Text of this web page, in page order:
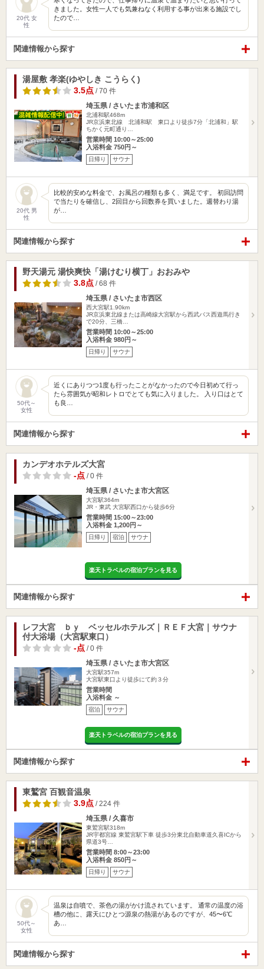
20代 女
性
きました。女性一人でも気兼ねなく利用する事が出来る施設でし
たので…
関連情報から探す
湯屋敷 孝楽(ゆやしき こうらく)
3.5点 / 70 件
埼玉県 / さいたま市浦和区
北浦和駅468m
JR京浜東北線 北浦和駅 東口より徒歩7分「北浦和」駅
ちかく元町通り…
営業時間 10:00～25:00
入浴料金 750円～
日帰り サウナ
20代 男
性
比較的安めな料金で、お風呂の種類も多く、満足です。 初回訪問
で当たりを確信し、2回目から回数券を買いました。週替わり湯
が…
関連情報から探す
野天湯元 湯快爽快「湯けむり横丁」おおみや
3.8点 / 68 件
埼玉県 / さいたま市西区
西大宮駅1.90km
JR京浜東北線または高崎線大宮駅から西武バス西遊馬行き
で20分、三橋…
営業時間 10:00～25:00
入浴料金 980円～
日帰り サウナ
50代～
女性
近くにありつつ1度も行ったことがなかったので今日初めて行っ
たら雰囲気が昭和レトロでとても気に入りました。 入り口はとて
も良…
関連情報から探す
カンデオホテルズ大宮
-点 / 0 件
埼玉県 / さいたま市大宮区
大宮駅364m
JR・東武 大宮駅西口から徒歩6分
営業時間 15:00～23:00
入浴料金 1,200円～
日帰り 宿泊 サウナ
楽天トラベルの宿泊プランを見る
関連情報から探す
レフ大宮 ｂｙ ベッセルホテルズ｜ＲＥＦ大宮｜サウナ
付大浴場（大宮駅東口）
-点 / 0 件
埼玉県 / さいたま市大宮区
大宮駅357m
大宮駅東口より徒歩にて約３分
営業時間
入浴料金 ～
宿泊 サウナ
楽天トラベルの宿泊プランを見る
関連情報から探す
東鷲宮 百観音温泉
3.9点 / 224 件
埼玉県 / 久喜市
東鷲宮駅318m
JR宇都宮線 東鷲宮駅下車 徒歩3分東北自動車道久喜ICから
県道3号…
営業時間 8:00～23:00
入浴料金 850円～
日帰り サウナ
50代～
女性
温泉は自噴で、茶色の湯がかけ流されています。 通常の温度の浴
槽の他に、露天にひとつ源泉の熱湯があるのですが、45〜6℃
あ…
関連情報から探す